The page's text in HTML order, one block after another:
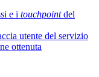
e i touchpointdel
utente del servizio
ottenuta